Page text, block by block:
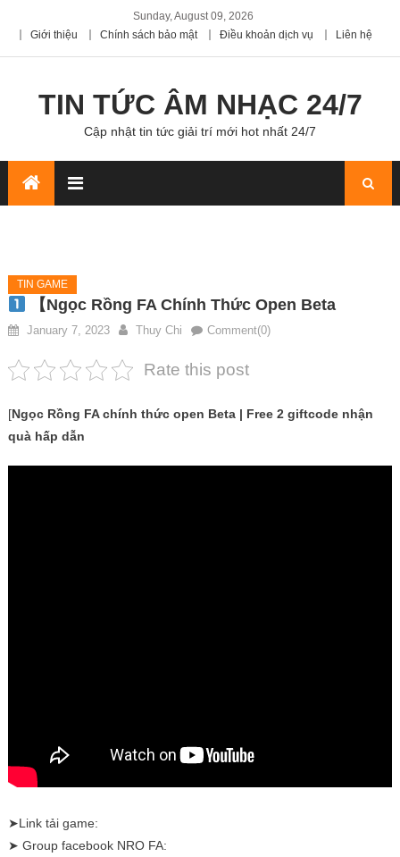
Sunday, August 09, 2026
Giới thiệu
Chính sách bảo mật Điều khoản dịch vụ Liên hệ
TIN TỨC ÂM NHẠC 24/7
Cập nhật tin tức giải trí mới hot nhất 24/7
TIN GAME
【Ngọc Rồng FA Chính Thức Open Beta
January 7, 2023 Thuy Chi Comment(0)
Rate this post
[Ngọc Rồng FA chính thức open Beta | Free 2 giftcode nhận
quà hấp dẫn
➤Link tải game:
➤ Group facebook NRO FA: